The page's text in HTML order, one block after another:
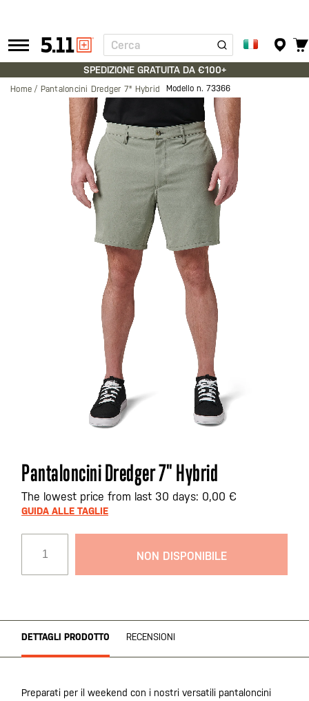
Tactical
Gear
Cerca
SPEDIZIONE GRATUITA DA €100+
Home Pantaloncini Dredger 7" Hybrid Modello n. 73366
Vai
all'inizio
della
galleria
Pantaloncini Dredger 7" Hybrid
The lowest price from last 30 days: 0,00 €
GUIDA ALLE TAGLIE
NON DISPONIBILE
DETTAGLI PRODOTTO RECENSIONI
Preparati per il weekend con i nostri versatili pantaloncini